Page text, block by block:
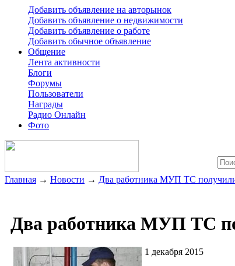
Добавить объявление на авторынок
Добавить объявление о недвижимости
Добавить объявление о работе
Добавить обычное объявление
Общение
Лента активности
Блоги
Форумы
Пользователи
Награды
Радио Онлайн
Фото
Главная → Новости → Два работника МУП ТС получили
Два работника МУП ТС
1 декабря 2015